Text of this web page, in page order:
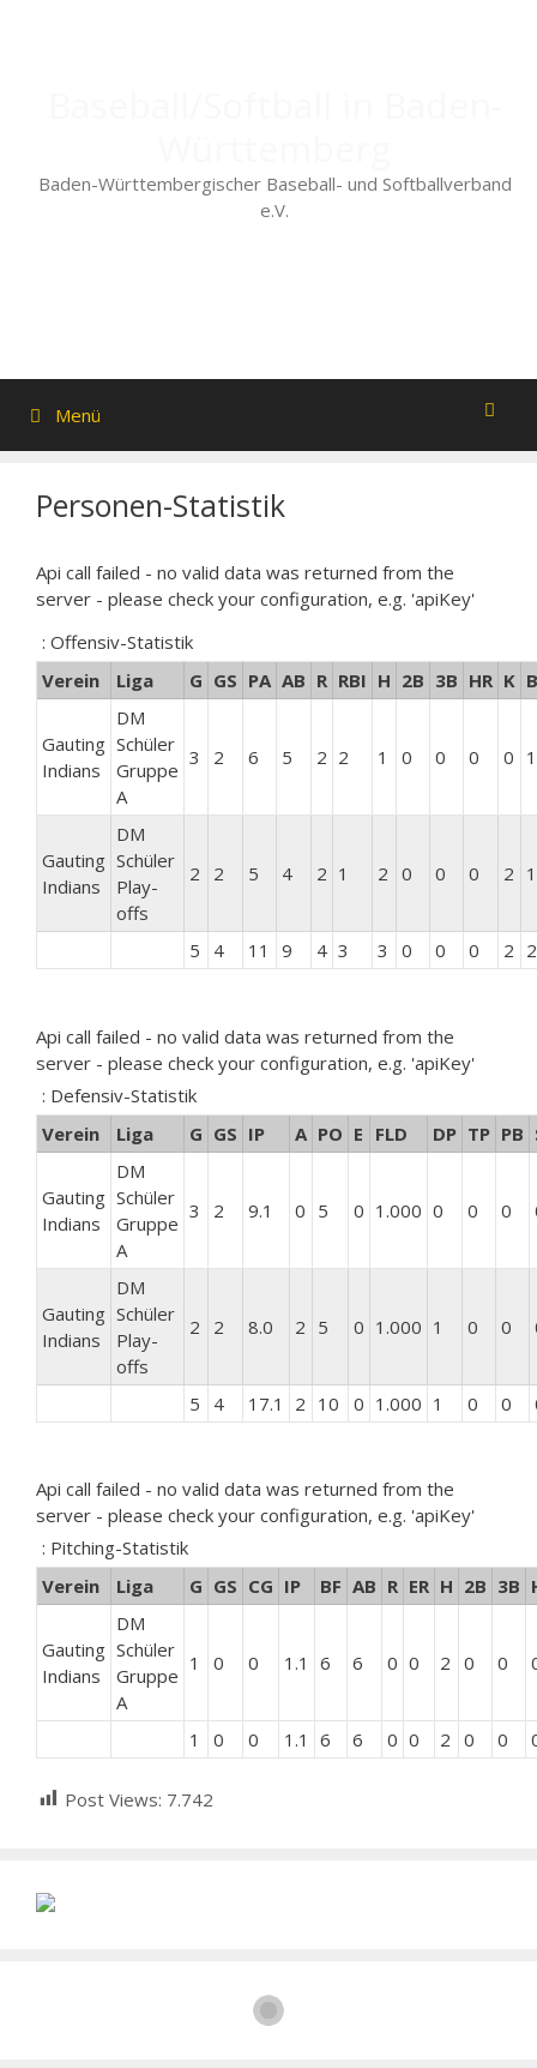
Baden-Württembergischer Baseball- und Softballverband
e.V.
Menü
Personen-Statistik
Api call failed - no valid data was returned from the
server - please check your configuration, e.g. 'apiKey'
: Offensiv-Statistik
Verein
Liga G GS PA AB R RBI H 2B 3B HR K
Gauting
Indians
DM
Schüler
Gruppe
A
3 2 6 5 2 2 1 0 0 0 0 1
Gauting
Indians
DM
Schüler
Play-
offs
2 2 5 4 2 1 2 0 0 0 2 1
5 4 11 9 4 3 3 0 0 0 2 2
Api call failed - no valid data was returned from the
server - please check your configuration, e.g. 'apiKey'
: Defensiv-Statistik
Verein
Liga G GS IP A PO E FLD DP TP PB
Gauting
Indians
DM
Schüler
Gruppe
A
3 2 9.1 0 5 0 1.000 0 0 0
Gauting
Indians
DM
Schüler
Play-
offs
2 2 8.0 2 5 0 1.000 1 0 0
5 4 17.1 2 10 0 1.000 1 0 0
Api call failed - no valid data was returned from the
server - please check your configuration, e.g. 'apiKey'
: Pitching-Statistik
Verein
Liga G GS CG IP BF AB R ER H 2B 3B
Gauting
Indians
DM
Schüler
Gruppe
A
1 0 0 1.1 6 6 0 0 2 0 0
1 0 0 1.1 6 6 0 0 2 0 0
Post Views: 7.742